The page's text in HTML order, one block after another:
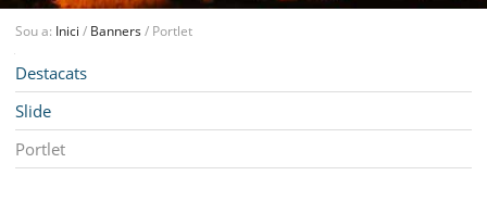
MUNICIPI
SEU ELECTRÒNICA
BELL-LLOC SOLUCIONA
Sou a: Inici / Banners/ Portlet
Destacats
Slide
Portlet